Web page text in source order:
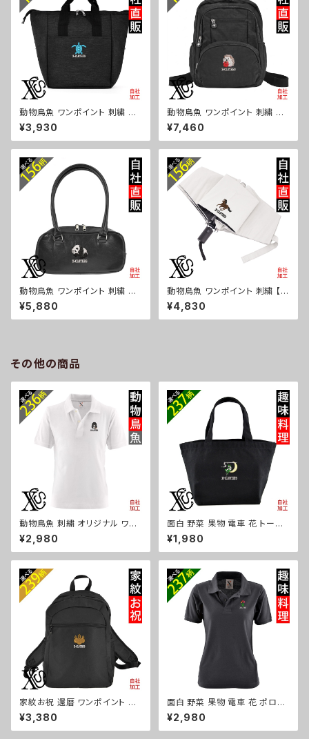
動物鳥魚 ワンポイント 刺繍 保
冷保温 ランチバッグ 買い物バッ
グ トートバッグ レディース メン
ズ おしゃれ 雑貨 グッズ 自社ブ
ハリネズミ レッサーパンダ 文鳥
インコ ori-a-bg179-b06-s
¥3,930
動物鳥魚 ワンポイント 刺繍 撥
水 リュック レディース 大容量 8
ポケット ナイロン 軽量 軽い お
しゃれ 雑貨 グッズ 自社ブランド
ズミ レッサーパンダ 文鳥 インコ
ori-a-bg178-b06-s
¥7,460
動物鳥魚 ワンポイント 刺繍 上
品なシボ感 横長ショルダーバッ
グ レディース ミニボストン 軽量
雑貨 グッズ 自社ブランド 柄 馬
¥5,880
動物鳥魚 ワンポイント 刺繍 【形
状記憶+自動開閉】 折りたたみ
傘 レディース メンズ 55cm 晴
雨兼用 UVカット99.9％ 一級遮
¥4,830
その他の商品
動物鳥魚 刺繍 オリジナル ワン
ポイント ポロシャツ リアル 半袖
メンズ 無地 ロゴ おしゃれ ゴル
フ 吸汗速乾 白 ホワイト 父の日
poh2-g06-s
¥2,980
面白 野菜 果物 電車 花 トート
バッグ リアル 刺繍 プレゼント
ワンポイント ミニトートバッグ レ
ディース キッズ メンズ キャンバ
ゃれ トートバック ランチバッグ
ミニ 子供 柄 グッズ ori-aw-ba
g2-b09-s
¥1,980
家紋お祝 還暦 ワンポイント 刺
繍 シンプル デイパック メンズ
レディース リュック ペットボトル
収納 雑貨 グッズ 自社ブランド
¥3,380
面白 野菜 果物 電車 花 ポロシ
ャツ リアル 刺繍 プレゼント 半
袖 レディース オリジナル 無地
ワンポイント ロゴ おしゃれ ゴル
¥2,980